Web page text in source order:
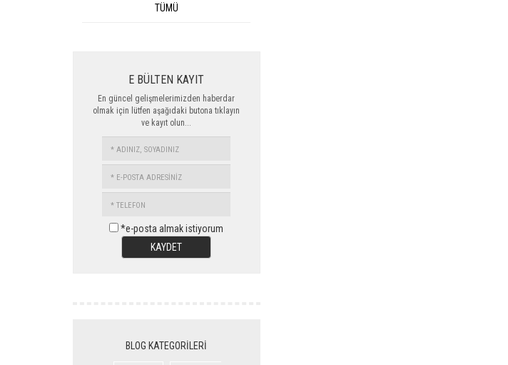
TÜMÜ
E BÜLTEN KAYIT
En güncel gelişmelerimizden haberdar
olmak için lütfen aşağıdaki butona tıklayın
ve kayıt olun...
*e-posta almak istiyorum
KAYDET
BLOG KATEGORİLERİ